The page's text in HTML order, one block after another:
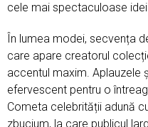
cele mai spectaculoase
În lumea modei, secvența
care apare creatorul
accentul maxim. Aplauzele
efervescent pentru o
Cometa celebrității adună
zbucium, la care publicul